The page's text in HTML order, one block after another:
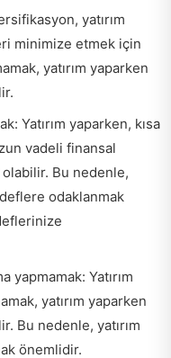
yatırım
minimize etmek için
yatırım yaparken
Yatırım yaparken, kısa
vadeli finansal
Bu nedenle,
odaklanmak
yapmamak: Yatırım
yatırım yaparken
Bu nedenle, yatırım
önemlidir.